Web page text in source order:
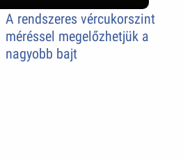
A rendszeres vércukorszint
méréssel megelőzhetjük a
nagyobb bajt